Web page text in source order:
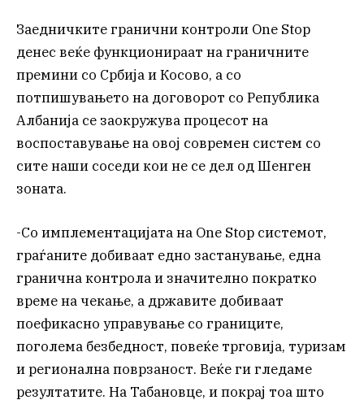
Заедничките гранични контроли One Stop
денес веќе функционираат на граничните
премини со Србија и Косово, а со
потпишувањето на договорот со Република
Албанија се заокружува процесот на
воспоставување на овој современ систем со
сите наши соседи кои не се дел од Шенген
зоната.
-Со имплементацијата на One Stop системот,
граѓаните добиваат едно застанување, една
гранична контрола и значително пократко
време на чекање, а државите добиваат
поефикасно управување со границите,
поголема безбедност, повеќе трговија, туризам
и регионална поврзаност. Веќе ги гледаме
резултатите. На Табановце, и покрај тоа што